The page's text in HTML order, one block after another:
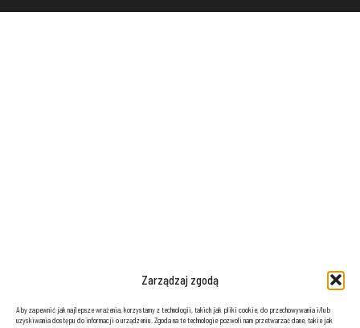
Zarządzaj zgodą
Aby zapewnić jak najlepsze wrażenia, korzystamy z technologii, takich jak pliki cookie, do przechowywania i/lub
uzyskiwania dostępu do informacji o urządzeniu. Zgoda na te technologie pozwoli nam przetwarzać dane, takie jak